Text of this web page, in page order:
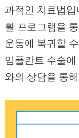
과적인 치료법
활 프로그램을
운동에 복귀할
임플란트 수술
와의 상담을 통